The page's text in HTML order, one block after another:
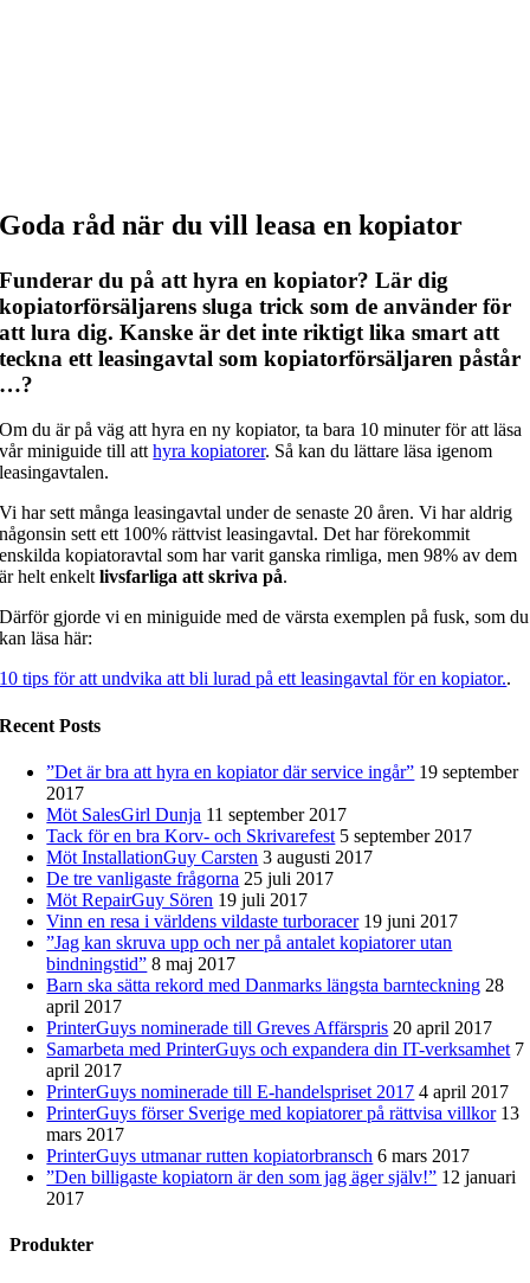
Goda råd när du vill leasa en kopiator
Funderar du på att hyra en kopiator? Lär dig
kopiatorförsäljarens sluga trick som de använder för
att lura dig. Kanske är det inte riktigt lika smart att
teckna ett leasingavtal som kopiatorförsäljaren påstår
…?
Om du är på väg att hyra en ny kopiator, ta bara 10 minuter för att läsa
vår miniguide till atthyra kopiatorer. Så kan du lättare läsa igenom
leasingavtalen.
Vi har sett många leasingavtal under de senaste 20 åren. Vi har aldrig
någonsin sett ett 100% rättvist leasingavtal. Det har förekommit
enskilda kopiatoravtal som har varit ganska rimliga, men 98% av dem
är helt enkeltlivsfarliga att skriva på.
Därför gjorde vi en miniguide med de värsta exemplen på fusk, som du
kan läsa här:
10 tips för att undvika att bli lurad på ett leasingavtal för en kopiator..
Recent Posts
”Det är bra att hyra en kopiator där service ingår” 19 september
2017
Möt SalesGirl Dunja 11 september 2017
Tack för en bra Korv- och Skrivarefest 5 september 2017
Möt InstallationGuy Carsten 3 augusti 2017
De tre vanligaste frågorna 25 juli 2017
Möt RepairGuy Sören 19 juli 2017
Vinn en resa i världens vildaste turboracer 19 juni 2017
”Jag kan skruva upp och ner på antalet kopiatorer utan
bindningstid” 8 maj 2017
Barn ska sätta rekord med Danmarks längsta barnteckning 28
april 2017
PrinterGuys nominerade till Greves Affärspris 20 april 2017
Samarbeta med PrinterGuys och expandera din IT-verksamhet 7
april 2017
PrinterGuys nominerade till E-handelspriset 2017 4 april 2017
PrinterGuys förser Sverige med kopiatorer på rättvisa villkor 13
mars 2017
PrinterGuys utmanar rutten kopiatorbransch 6 mars 2017
”Den billigaste kopiatorn är den som jag äger själv!” 12 januari
2017
Produkter